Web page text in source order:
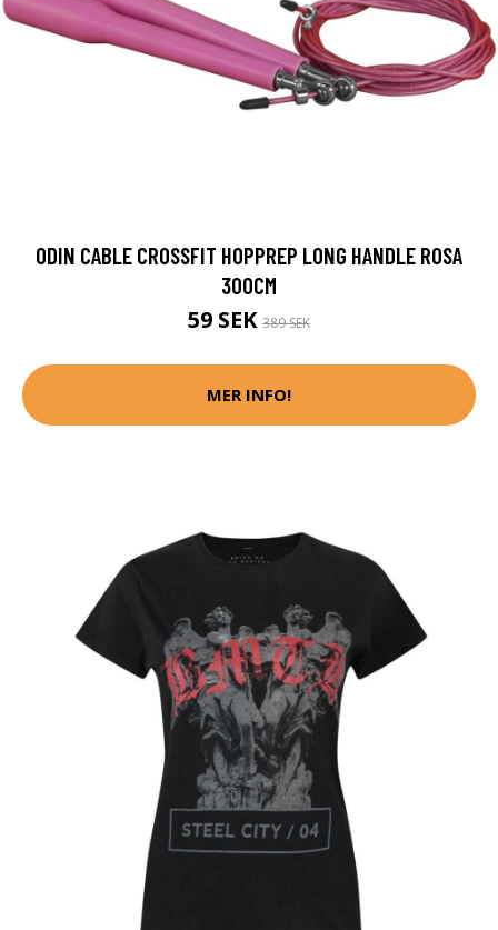
ODIN CABLE CROSSFIT HOPPREP LONG HANDLE ROSA
300CM
59 SEK 389 SEK
MER INFO!